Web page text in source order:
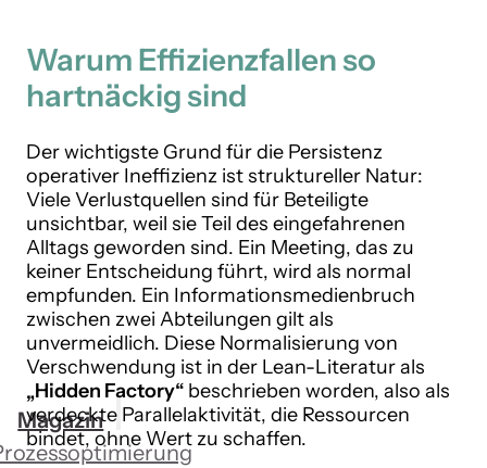
Magazin
Warum Effizienzfallen so
hartnäckig sind
Der wichtigste Grund für die Persistenz
operativer Ineffizienz ist struktureller Natur:
Viele Verlustquellen sind für Beteiligte
unsichtbar, weil sie Teil des eingefahrenen
Alltags geworden sind. Ein Meeting, das zu
keiner Entscheidung führt, wird als normal
empfunden. Ein Informationsmedienbruch
zwischen zwei Abteilungen gilt als
unvermeidlich. Diese Normalisierung von
Verschwendung ist in der Lean-Literatur als
„Hidden Factory“ beschrieben worden, also als
verdeckte Parallelaktivität, die Ressourcen
bindet, ohne Wert zu schaffen.